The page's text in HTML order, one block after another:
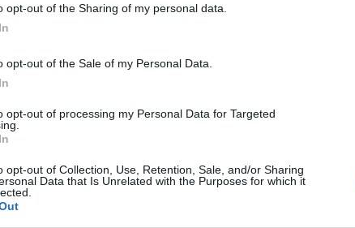
opt-out of the Sharing of my personal data.
opt-out of the Sale of my Personal Data.
opt-out of processing my Personal Data for Targeted
opt-out of Collection, Use, Retention, Sale, and/or Sharing
Data that Is Unrelated with the Purposes for which it
in Matthias Church. The Chorus of Westerly and
Stabat Mater of
this concert.
Szólj hozzá!
DREAM WEDDING)